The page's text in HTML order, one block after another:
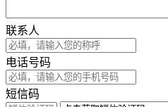
联系人
电话号码
短信码